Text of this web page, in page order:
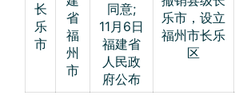
长
乐
市
省
福
州
市
同意;
11月6日
福建省
人民政
府公布
乐市，设立
福州市长乐
区